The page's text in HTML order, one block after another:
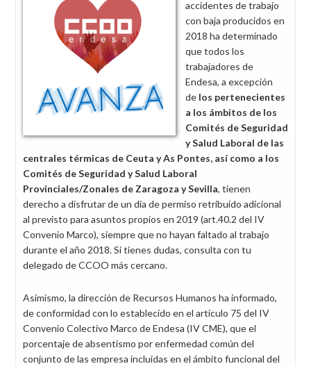
accidentes de trabajo
con baja producidos en
2018 ha determinado
que todos los
trabajadores de
Endesa, a excepción
de los pertenecientes
a los ámbitos de los
Comités de Seguridad
y Salud Laboral de las
centrales térmicas de Ceuta y As Pontes, así como a los
Comités de Seguridad y Salud Laboral
Provinciales/Zonales de Zaragoza y Sevilla, tienen
derecho a disfrutar de un día de permiso retribuido adicional
al previsto para asuntos propios en 2019 (art.40.2 del IV
Convenio Marco), siempre que no hayan faltado al trabajo
durante el año 2018. Si tienes dudas, consulta con tu
delegado de CCOO más cercano.
Asimismo, la dirección de Recursos Humanos ha informado,
de conformidad con lo establecido en el artículo 75 del IV
Convenio Colectivo Marco de Endesa (IV CME), que el
porcentaje de absentismo por enfermedad común del
conjunto de las empresa incluidas en el ámbito funcional del